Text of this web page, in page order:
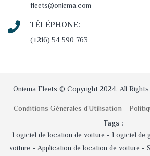
fleets@oniema.com
TÉLÉPHONE:
(+216) 54 590 763
Oniema Fleets © Copyright 2024. All
Conditions Générales d'Utilisation
Tags :
Logiciel de location de voiture - Logiciel de
voiture - Application de location de voiture -